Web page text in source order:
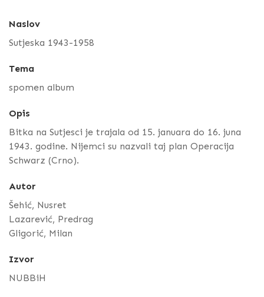
Naslov
Sutjeska 1943-1958
Tema
spomen album
Opis
Bitka na Sutjesci je trajala od 15. januara do 16. juna
1943. godine. Nijemci su nazvali taj plan Operacija
Schwarz (Crno).
Autor
Šehić, Nusret
Lazarević, Predrag
Gligorić, Milan
Izvor
NUBBiH